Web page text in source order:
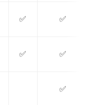
✅ ✅
✅ ✅
✅